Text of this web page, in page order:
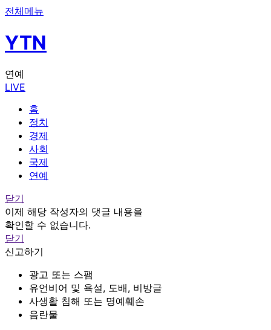
전체메뉴
YTN
연예
LIVE
홈
정치
경제
사회
국제
연예
닫기
이제 해당 작성자의 댓글 내용을
확인할 수 없습니다.
닫기
신고하기
광고 또는 스팸
유언비어 및 욕설, 도배, 비방글
사생활 침해 또는 명예훼손
음란물